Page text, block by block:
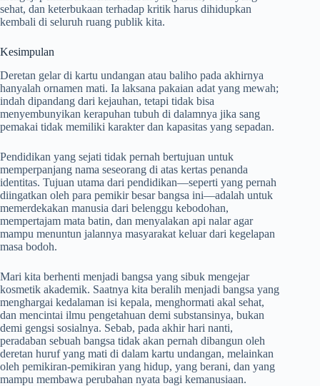
sehat, dan keterbukaan terhadap kritik harus dihidupkan
kembali di seluruh ruang publik kita.
Kesimpulan
Deretan gelar di kartu undangan atau baliho pada akhirnya
hanyalah ornamen mati. Ia laksana pakaian adat yang mewah;
indah dipandang dari kejauhan, tetapi tidak bisa
menyembunyikan kerapuhan tubuh di dalamnya jika sang
pemakai tidak memiliki karakter dan kapasitas yang sepadan.
Pendidikan yang sejati tidak pernah bertujuan untuk
memperpanjang nama seseorang di atas kertas penanda
identitas. Tujuan utama dari pendidikan—seperti yang pernah
diingatkan oleh para pemikir besar bangsa ini—adalah untuk
memerdekakan manusia dari belenggu kebodohan,
mempertajam mata batin, dan menyalakan api nalar agar
mampu menuntun jalannya masyarakat keluar dari kegelapan
masa bodoh.
Mari kita berhenti menjadi bangsa yang sibuk mengejar
kosmetik akademik. Saatnya kita beralih menjadi bangsa yang
menghargai kedalaman isi kepala, menghormati akal sehat,
dan mencintai ilmu pengetahuan demi substansinya, bukan
demi gengsi sosialnya. Sebab, pada akhir hari nanti,
peradaban sebuah bangsa tidak akan pernah dibangun oleh
deretan huruf yang mati di dalam kartu undangan, melainkan
oleh pemikiran-pemikiran yang hidup, yang berani, dan yang
mampu membawa perubahan nyata bagi kemanusiaan.